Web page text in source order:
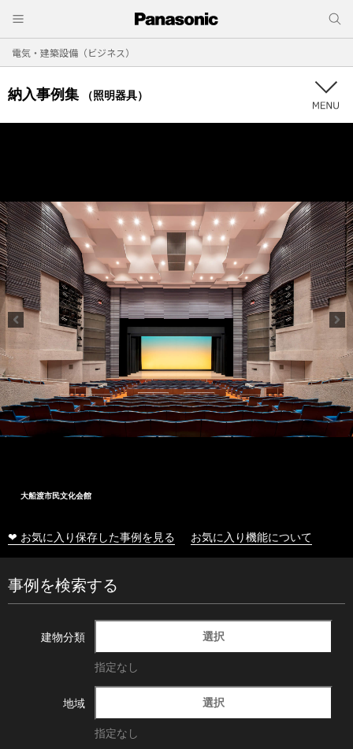
電気・建築設備（ビジネス）
納入事例集 （照明器具）
大船渡市民文化会館
❤ お気に入り保存した事例を見る お気に入り機能について
事例を検索する
建物分類 選択
指定なし
地域 選択
指定なし